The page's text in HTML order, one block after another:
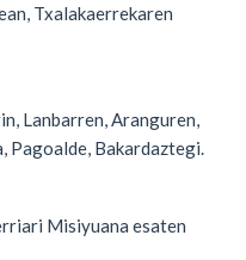
Txalakaerrekaren
Lanbarren, Aranguren,
Pagoalde, Bakardaztegi.
Misiyuana esaten